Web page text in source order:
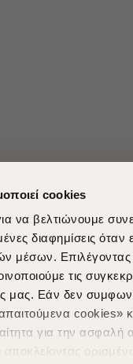
cookies
να βελτιώνουμε
διαφημίσεις
μέσων.
τις
μας. Εάν δεν
cookies»
για την ασφαλή
Shopping in